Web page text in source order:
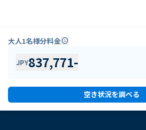
大人1名様分料金info
JPY837,771-
空き状況を調べる